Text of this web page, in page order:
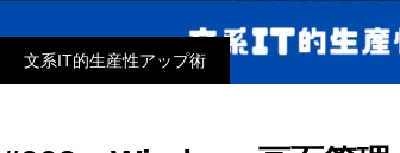
文系IT的生産性アップ術